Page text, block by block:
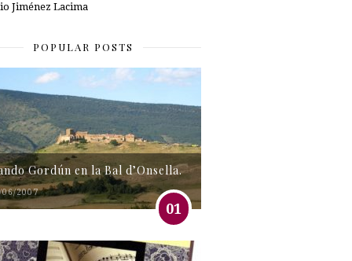
Jiménez Lacima
POPULAR POSTS
Gordún en la Bal d’Onsella.
06/2007
01